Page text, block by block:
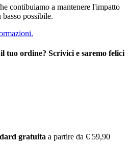
contibuiamo a mantenere l'impatto
possibile.
tuo ordine? Scrivici e saremo felici
gratuita a partire da € 59,90